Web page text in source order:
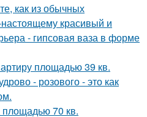
как из обычных
красивый и
- гипсовая ваза в форме
площадью 39 кв.
- розового - это как
площадью 70 кв.